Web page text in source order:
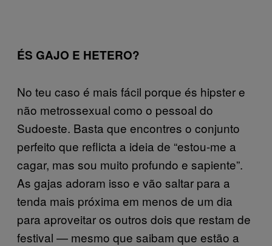
ÉS GAJO E HETERO?
No teu caso é mais fácil porque és hipster e
não metrossexual como o pessoal do
Sudoeste. Basta que encontres o conjunto
perfeito que reflicta a ideia de “estou-me a
cagar, mas sou muito profundo e sapiente”.
As gajas adoram isso e vão saltar para a
tenda mais próxima em menos de um dia
para aproveitar os outros dois que restam de
festival — mesmo que saibam que estão a